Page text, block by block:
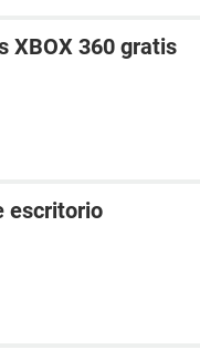
XBOX 360 gratis
escritorio